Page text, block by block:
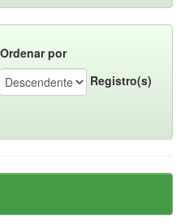
Ordenar por
Registro(s)